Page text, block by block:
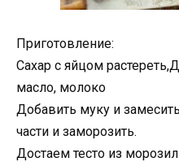
Приготовление:
Сахар с яйцом
масло, молоко
Добавить муку и
части и заморозить.
Достаем тесто из